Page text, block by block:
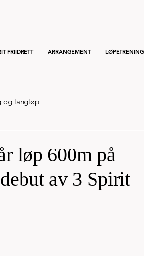
FRIIDRETT ARRANGEMENT LØPETRENING
og langløp
løp 600m på
av 3 Spirit